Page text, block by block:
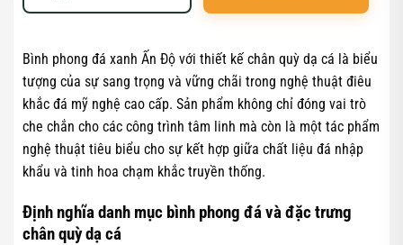
Bình phong đá xanh Ấn Độ với thiết kế chân quỳ dạ cá là biểu
tượng của sự sang trọng và vững chãi trong nghệ thuật điêu
khắc đá mỹ nghệ cao cấp. Sản phẩm không chỉ đóng vai trò
che chắn cho các công trình tâm linh mà còn là một tác phẩm
nghệ thuật tiêu biểu cho sự kết hợp giữa chất liệu đá nhập
khẩu và tinh hoa chạm khắc truyền thống.
Định nghĩa danh mục bình phong đá và đặc trưng
chân quỳ dạ cá